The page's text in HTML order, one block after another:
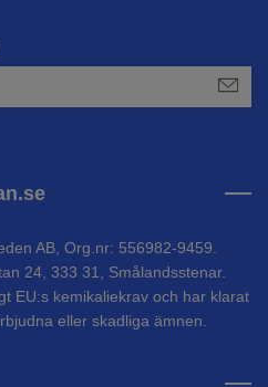
AB, Org.nr: 556982-9459.
24, 333 31, Smålandsstenar.
EU:s kemikaliekrav och har klarat
eller skadliga ämnen.